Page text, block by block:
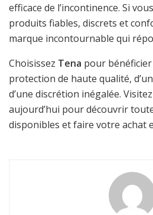
efficace de l’incontinence. Si
produits fiables, discrets et
marque incontournable qui
Choisissez Tena pour
protection de haute qualité,
d’une discrétion inégalée.
aujourd’hui pour découvrir
disponibles et faire votre achat